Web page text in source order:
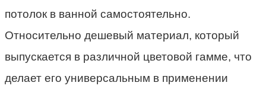
потолок в ванной самостоятельно.
Относительно дешевый материал, который
выпускается в различной цветовой гамме, что
делает его универсальным в применении